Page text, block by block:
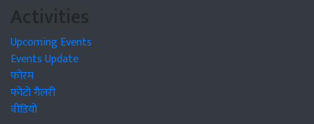
Activities
Upcoming Events
Events Update
फोरम
फोटो गैलरी
वीडियो